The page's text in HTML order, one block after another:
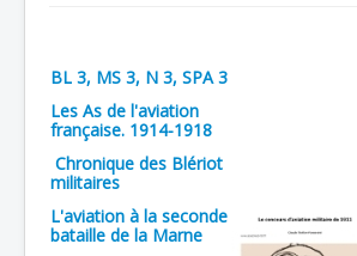
Avions
Personnels
Formation
Doctrines
Batailles
BL 3, MS 3, N 3, SPA 3
Les As de l'aviation
française. 1914-1918
Chronique des Blériot
militaires
L'aviation à la seconde
bataille de la Marne